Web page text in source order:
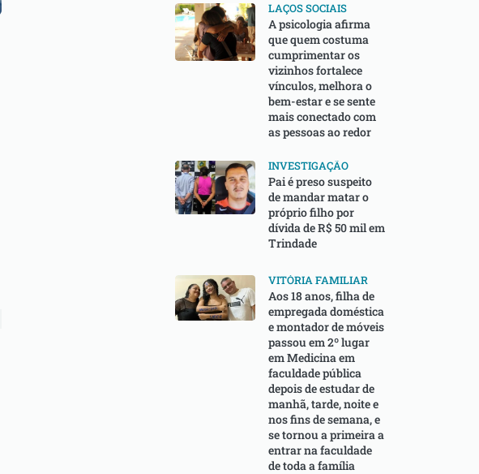
LAÇOS SOCIAIS
A psicologia afirma
que quem costuma
cumprimentar os
vizinhos fortalece
vínculos, melhora o
bem-estar e se sente
mais conectado com
as pessoas ao redor
INVESTIGAÇÃO
Pai é preso suspeito
de mandar matar o
próprio filho por
dívida de R$ 50 mil em
Trindade
VITÓRIA FAMILIAR
Aos 18 anos, filha de
empregada doméstica
e montador de móveis
passou em 2º lugar
em Medicina em
faculdade pública
depois de estudar de
manhã, tarde, noite e
nos fins de semana, e
se tornou a primeira a
entrar na faculdade
de toda a família